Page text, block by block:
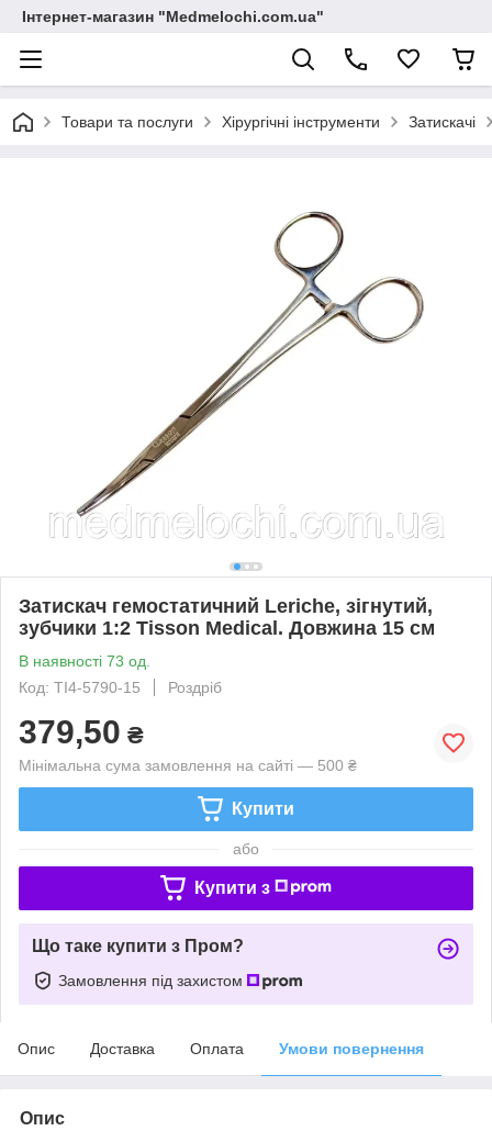
Інтернет-магазин "Medmelochi.com.ua"
Товари та послуги Хірургічні інструменти Затискачі
Затискач гемостатичний Leriche, зігнутий,
зубчики 1:2 Tisson Medical. Довжина 15 см
В наявності 73 од.
Код: TI4-5790-15
Роздріб
379,50 ₴
Мінімальна сума замовлення на сайті — 500 ₴
Купити
або
Купити з
Що таке купити з Пром?
Замовлення під захистом
Опис Доставка Оплата Умови повернення
Опис